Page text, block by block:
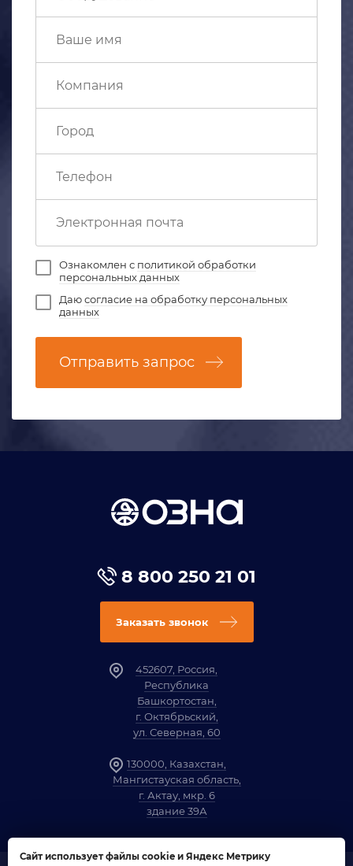
Ознакомлен с политикой обработки
персональных данных
Даюсогласие на обработку персональных
данных
Отправить запрос
8 800 250 21 01
Заказать звонок
452607, Россия,
Республика
Башкортостан,
г. Октябрьский,
ул. Северная, 60
130000, Казахстан,
Мангистауская область,
г. Актау, мкр. 6
здание 39А
Сайт использует файлы cookie и Яндекс Метрику